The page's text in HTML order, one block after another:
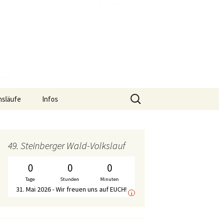
S2-Lauf – Wechselpunkte
S2-Lauf – Streckenplan
S2-Lauf – Zeitplan
Bericht WirDueller-
Biolauf
Ausschreibung
WirDueller-Biolauf
Infos
Gymnastik-Angebot
Mitgliedschaft
Suche
nach:
49. Steinberger Wald-Volkslauf
0
Tage
0
Stunden
0
Minuten
31. Mai 2026 - Wir freuen uns auf EUCH! i